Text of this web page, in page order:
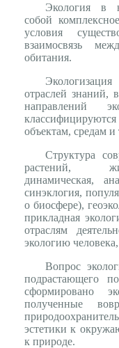
Экология в
собой
условия
взаимосвязь
обитания.
отраслей знаний,
направлений
объектам, средам и
Структура
растений,
динамическая,
синэклогия,
о биосфере),
прикладная
отраслям
экологию
Вопрос
подрастающего
сформировано
полученные
эстетики к
к природе.